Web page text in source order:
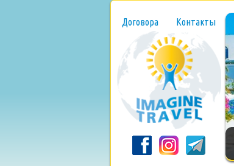
Договора Контакты